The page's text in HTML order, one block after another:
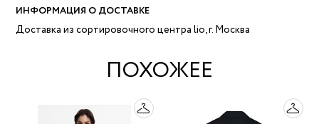
ИНФОРМАЦИЯ О ДОСТАВКЕ
Доставка из сортировочного центра lio, г. Москва
ПОХОЖЕЕ